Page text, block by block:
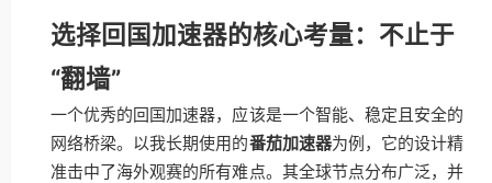
选择回国加速器的核心考量：不止于
“翻墙”
一个优秀的回国加速器，应该是一个智能、稳定且安全的
网络桥梁。以我长期使用的番茄加速器为例，它的设计精
准击中了海外观赛的所有难点。其全球节点分布广泛，并